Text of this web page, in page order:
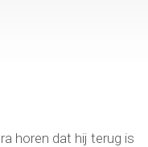
horen dat hij terug is